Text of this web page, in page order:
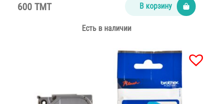
600 TMT В корзину
Есть в наличии